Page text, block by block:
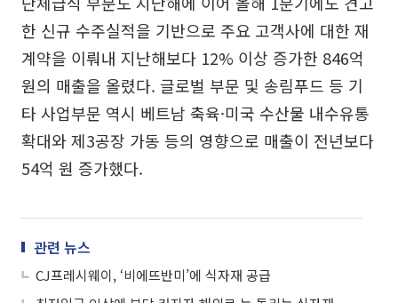
한 신규 수주실적을 기반으로 주요 고객사에 대한 재
계약을 이뤄내 지난해보다 12% 이상 증가한 846억
원의 매출을 올렸다. 글로벌 부문 및 송림푸드 등 기
타 사업부문 역시 베트남 축육·미국 수산물 내수유통
확대와 제3공장 가동 등의 영향으로 매출이 전년보다
54억 원 증가했다.
관련 뉴스
CJ프레시웨이, ‘비에뜨반미’에 식자재 공급